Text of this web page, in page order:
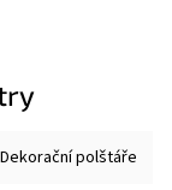
Dekorační polštáře